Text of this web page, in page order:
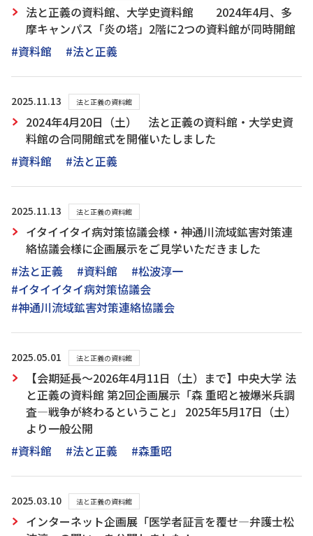
法と正義の資料館、大学史資料館 2024年4月、多
摩キャンパス「炎の塔」2階に2つの資料館が同時開館
#資料館
#法と正義
2025.11.13 法と正義の資料館
2024年4月20日（土） 法と正義の資料館・大学史資
料館の合同開館式を開催いたしました
#資料館
#法と正義
2025.11.13 法と正義の資料館
イタイイタイ病対策協議会様・神通川流域鉱害対策連
絡協議会様に企画展示をご見学いただきました
#法と正義
#資料館
#松波淳一
#イタイイタイ病対策協議会
#神通川流域鉱害対策連絡協議会
2025.05.01 法と正義の資料館
【会期延長～2026年4月11日（土）まで】中央大学 法
と正義の資料館 第2回企画展示「森 重昭と被爆米兵調
査―戦争が終わるということ」 2025年5月17日（土）
より一般公開
#資料館
#法と正義 #森重昭
2025.03.10 法と正義の資料館
インターネット企画展「医学者証言を覆せ―弁護士松